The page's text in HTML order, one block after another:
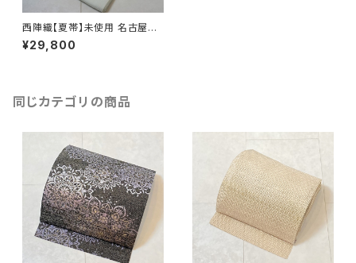
西陣織【夏帯】未使用 名古屋帯
華紋 絹 金銀糸 黄緑 246
¥29,800
同じカテゴリの商品